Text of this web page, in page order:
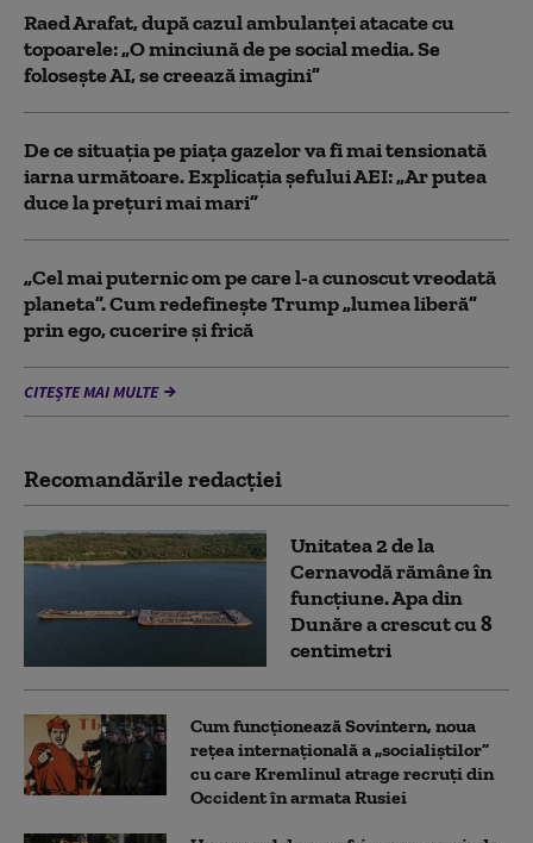
Raed Arafat, după cazul ambulanței atacate cu
topoarele: „O minciună de pe social media. Se
folosește AI, se creează imagini”
De ce situaţia pe piaţa gazelor va fi mai tensionată
iarna următoare. Explicația șefului AEI: „Ar putea
duce la preţuri mai mari”
„Cel mai puternic om pe care l-a cunoscut vreodată
planeta”. Cum redefinește Trump „lumea liberă”
prin ego, cucerire și frică
CITEȘTE MAI MULTE
Recomandările redacţiei
Unitatea 2 de la
Cernavodă rămâne în
funcțiune. Apa din
Dunăre a crescut cu 8
centimetri
Cum funcționează Sovintern, noua
rețea internațională a „socialiștilor”
cu care Kremlinul atrage recruți din
Occident în armata Rusiei